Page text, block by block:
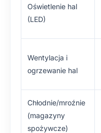
Oświetlenie hal
(LED)
Wentylacja i
ogrzewanie hal
Chłodnie/mroźnie
(magazyny
spożywcze)